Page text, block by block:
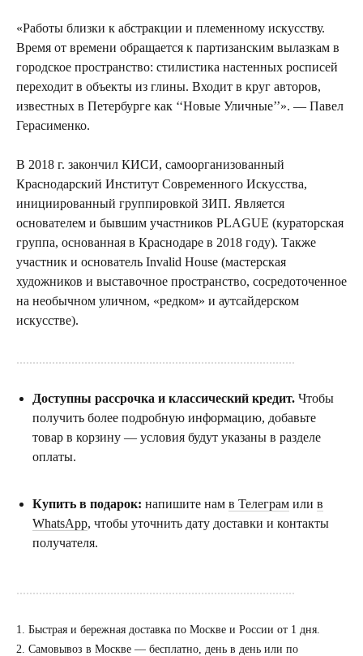
«Работы близки к абстракции и племенному искусству.
Время от времени обращается к партизанским вылазкам в
городское пространство: стилистика настенных росписей
переходит в объекты из глины. Входит в круг авторов,
известных в Петербурге как ‘‘Новые Уличные’’». — Павел
Герасименко.
В 2018 г. закончил КИСИ, самоорганизованный
Краснодарский Институт Современного Искусства,
инициированный группировкой ЗИП. Является
основателем и бывшим участников PLAGUE (кураторская
группа, основанная в Краснодаре в 2018 году). Также
участник и основатель Invalid House (мастерская
художников и выставочное пространство, сосредоточенное
на необычном уличном, «редком» и аутсайдерском
искусстве).
......................................................................................
Доступны рассрочка и классический кредит. Чтобы
получить более подробную информацию, добавьте
товар в корзину — условия будут указаны в разделе
оплаты.
Купить в подарок: напишите нам в Телеграм или в
WhatsApp, чтобы уточнить дату доставки и контакты
получателя.
......................................................................................
1. Быстрая и бережная доставка по Москве и России от 1 дня.
2. Самовывоз в Москве — бесплатно, день в день или по